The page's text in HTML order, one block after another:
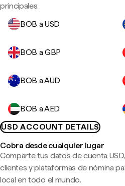
principales.
BOB a USD
BOB a GBP
BOB a AUD
BOB a AED
USD ACCOUNT DETAILS
Cobra desde cualquier lugar
Comparte tus datos de cuenta
clientes y plataformas de nómina
local en todo el mundo.